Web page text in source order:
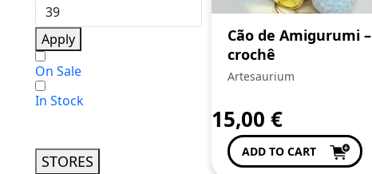
Apply
On Sale
In Stock
STORES
Cão de Amigurumi –
crochê
Artesaurium
15,00€
ADD TO CART